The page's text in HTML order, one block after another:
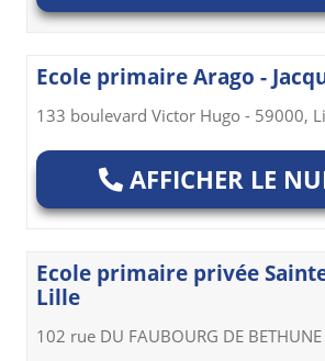
Ecole primaire Arago -
133 boulevard Victor Hugo - 59000,
AFFICHER LE
Ecole primaire privée
Lille
102 rue DU FAUBOURG DE